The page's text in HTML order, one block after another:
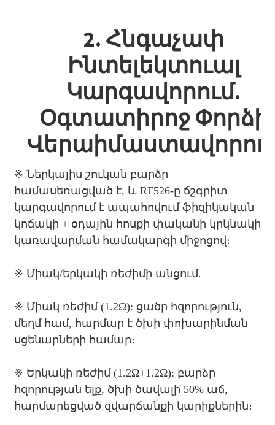
2. Հնգաչափ
Ինտելեկտուալ
Կարգավորում.
Օգտատիրոջ Փորձի
※ Ներկայիս շուկան բարձր
համասեռացված է, և RF526-ը ճշգրիտ
կարգավորում է ապահովում ֆիզիկական
կոճակի + օդային հոսքի փականի կրկնակի
կառավարման համակարգի միջոցով։
※ Միակ/երկակի ռեժիմի անցում.
※ Միակ ռեժիմ (1.2Ω): ցածր հզորություն,
մեղմ համ, հարմար է ծխի փոխարինման
սցենարների համար։
※ Երկակի ռեժիմ (1.2Ω+1.2Ω): բարձր
հզորության ելք, ծխի ծավալի 50% աճ,
հարմարեցված զվարճանքի կարիքներին։